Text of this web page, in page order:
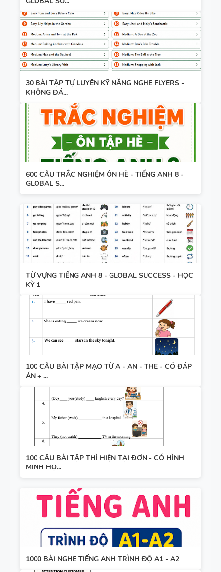
30 BÀI TẬP TỰ LUYỆN KỸ NĂNG NGHE FLYERS -
KHÔNG ĐÁ...
600 CÂU TRẮC NGHIỆM ÔN HÈ - TIẾNG ANH 8 -
GLOBAL S...
TỪ VỰNG TIẾNG ANH 8 - GLOBAL SUCCESS - HỌC
KỲ 1
100 CÂU BÀI TẬP MẠO TỪ A - AN - THE - CÓ ĐÁP
ÁN + ...
100 CÂU BÀI TẬP THÌ HIỆN TẠI ĐƠN - CÓ HÌNH
MINH HỌ...
1000 BÀI NGHE TIẾNG ANH TRÌNH ĐỘ A1 - A2